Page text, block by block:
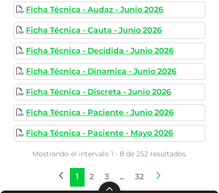
Ficha Técnica - Audaz - Junio 2026
Ficha Técnica - Cauta - Junio 2026
Ficha Técnica - Decidida - Junio 2026
Ficha Técnica - Dinamica - Junio 2026
Ficha Técnica - Discreta - Junio 2026
Ficha Técnica - Paciente - Junio 2026
Ficha Técnica - Paciente - Mayo 2026
Mostrando el intervalo 1 - 8 de 252 resultados.
Página
1 Página
2 Página
3 ...Páginas intermedias
Página
32